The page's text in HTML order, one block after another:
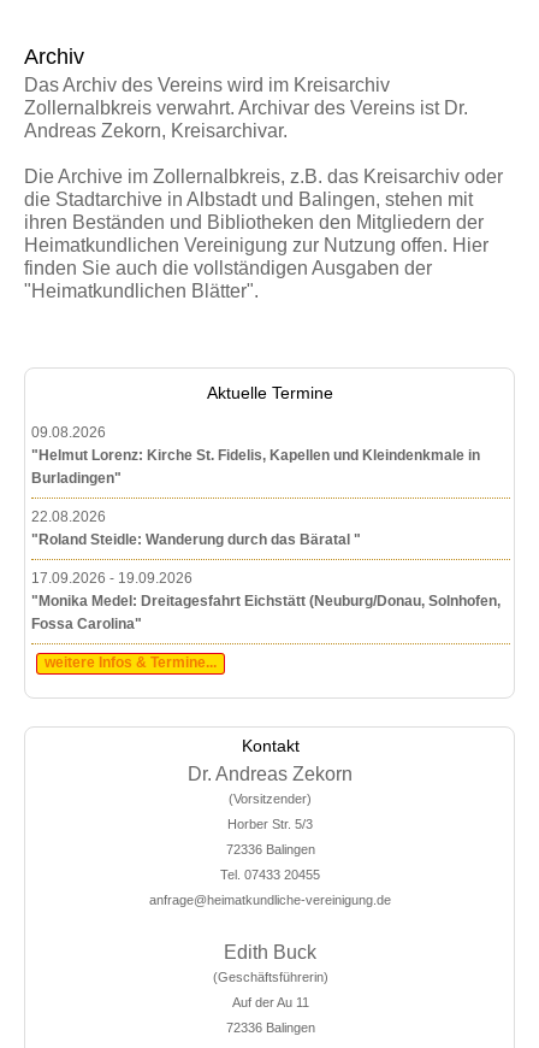
Archiv
Das Archiv des Vereins wird im Kreisarchiv
Zollernalbkreis verwahrt. Archivar des Vereins ist Dr.
Andreas Zekorn, Kreisarchivar.
Die Archive im Zollernalbkreis, z.B. das Kreisarchiv oder
die Stadtarchive in Albstadt und Balingen, stehen mit
ihren Beständen und Bibliotheken den Mitgliedern der
Heimatkundlichen Vereinigung zur Nutzung offen. Hier
finden Sie auch die vollständigen Ausgaben der
"Heimatkundlichen Blätter".
Aktuelle Termine
09.08.2026
"Helmut Lorenz: Kirche St. Fidelis, Kapellen und Kleindenkmale in
Burladingen"
22.08.2026
"Roland Steidle: Wanderung durch das Bäratal "
17.09.2026 - 19.09.2026
"Monika Medel: Dreitagesfahrt Eichstätt (Neuburg/Donau, Solnhofen,
Fossa Carolina"
weitere Infos & Termine...
Kontakt
Dr. Andreas Zekorn
(Vorsitzender)
Horber Str. 5/3
72336 Balingen
Tel. 07433 20455
anfrage@heimatkundliche-vereinigung.de
Edith Buck
(Geschäftsführerin)
Auf der Au 11
72336 Balingen